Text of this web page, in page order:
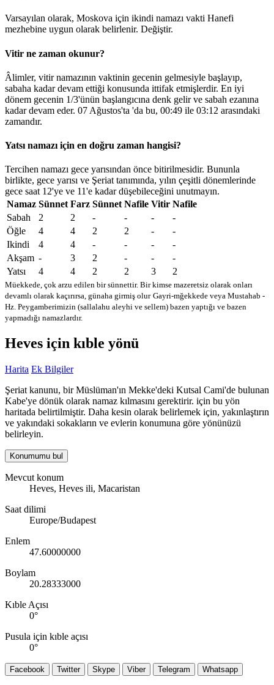
Varsayılan olarak, Moskova için ikindi namazı vakti Hanefi
mezhebine uygun olarak belirlenir. Değiştir.
Vitir ne zaman okunur?
Âlimler, vitir namazının vaktinin gecenin gelmesiyle başlayıp,
sabaha kadar devam ettiği konusunda ittifak etmişlerdir. En iyi
dönem gecenin 1/3'ünün başlangıcına denk gelir ve sabah ezanına
kadar devam eder. 07 Ağustos'ta 'da bu, 00:49 ile 03:12 arasındaki
zamandır.
Yatsı namazı için en doğru zaman hangisi?
Tercihen namazı gece yarısından önce bitirilmesidir. Bununla
birlikte, gece yarısı ve Şeriat tanımında, yılın çeşitli dönemlerinde
gece saat 12'ye ve 11'e kadar düşebileceğini unutmayın.
Namaz Sünnet Farz Sünnet Nafile Vitir Nafile
Sabah
2 2 - - -
-
Öğle
4 4 2 2 -
-
Ikindi
4 4 - - -
-
Akşam - 3 2 - -
-
Yatsı
4 4 2 2 3 2
Müekkede, çok arzu edilen bir sünnettir. Bir kimse mazeretsiz olarak onları
devamlı olarak kaçırırsa, günaha girmiş olur Gayri-mğekkede veya Mustahab -
Hz. Peygamberimizin (sallalahu aleyhi ve sellem) bazen yaptığı ve bazen
yapmadığı namazlardır.
Heves için kıble yönü
Harita Ek Bilgiler
Şeriat kanunu, bir Müslüman'ın Mekke'deki Kutsal Cami'de bulunan
Kabe'ye dönük olarak namaz kılmasını gerektirir. için bu yön
haritada belirtilmiştir. Daha kesin olarak belirlemek için, yakınlaştırın
ve yakındaki sokakların ve evlerin konumuna göre yönünüzü
belirleyin.
Konumumu bul
Mevcut konum
Heves, Heves ili, Macaristan
Saat dilimi
Europe/Budapest
Enlem
47.60000000
Boylam
20.28333000
Kıble Açısı
0°
Pusula için kıble açısı
0°
Facebook Twitter Skype Viber Telegram Whatsapp